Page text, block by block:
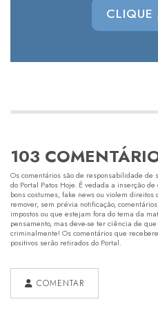
CLIQUE
103
Os comentários são de responsabilidade
do Portal Patos Hoje. É vedada a inserção
bons costumes, fake news ou violem
remover, sem prévia notificação,
impostos ou que estejam fora do tema da
pensamento, mas deve-se ter ciência de
criminalmente! Os comentários que
positivos serão retirados do Portal.
COMENTAR